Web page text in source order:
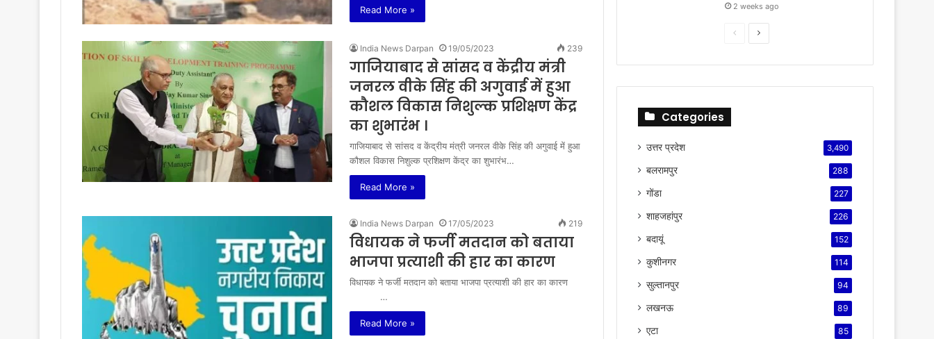
Read More »
India News Darpan 19/05/2023 239
गाजियाबाद से सांसद व केंद्रीय मंत्री
जनरल वीके सिंह की अगुवाई में हुआ
कौशल विकास निशुल्क प्रशिक्षण केंद्र
का शुभारंभ ।
गाजियाबाद से सांसद व केंद्रीय मंत्री जनरल वीके सिंह की अगुवाई में हुआ
कौशल विकास निशुल्क प्रशिक्षण केंद्र का शुभारंभ…
Read More »
India News Darpan 17/05/2023 219
विधायक ने फर्जी मतदान को बताया
भाजपा प्रत्याशी की हार का कारण
विधायक ने फर्जी मतदान को बताया भाजपा प्रत्याशी की हार का कारण
…
Read More »
2 weeks ago
PreviousNext
Categories
उत्तर प्रदेश 3,490
बलरामपुर 288
गोंडा 227
शाहजहांपुर 226
बदायूं 152
कुशीनगर 114
सुल्तानपुर 94
लखनऊ 89
एटा 85